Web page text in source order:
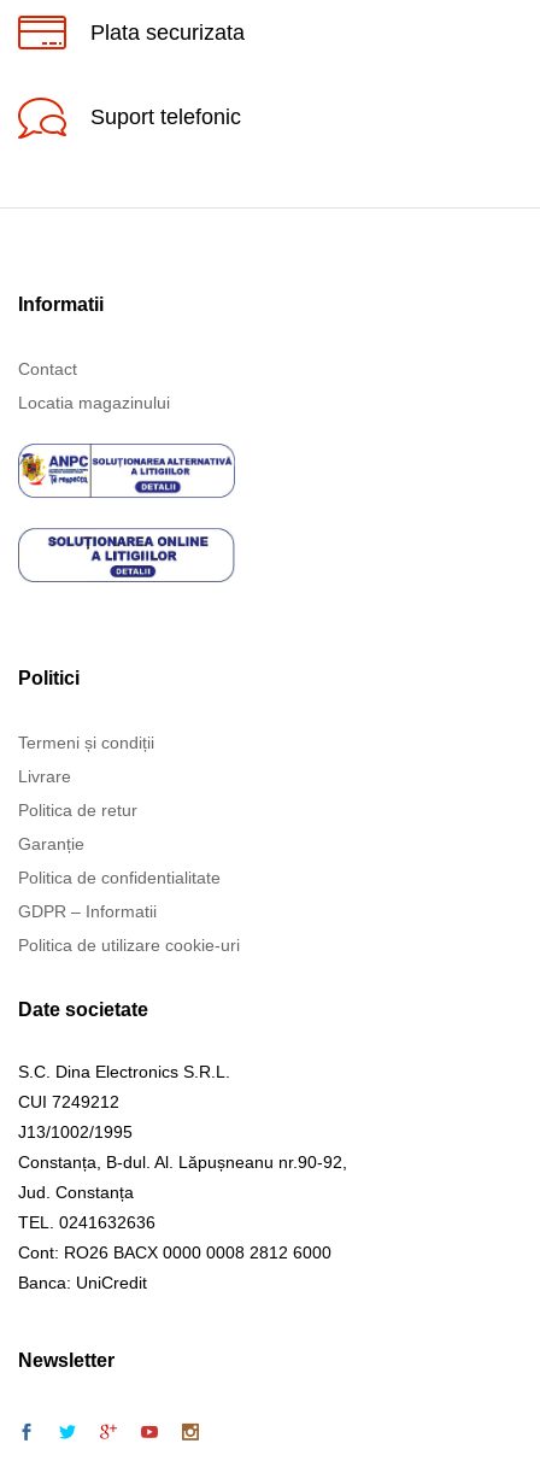
Plata securizata
Suport telefonic
Informatii
Contact
Locatia magazinului
Politici
Termeni și condiții
Livrare
Politica de retur
Garanție
Politica de confidentialitate
GDPR – Informatii
Politica de utilizare cookie-uri
Date societate
S.C. Dina Electronics S.R.L.
CUI 7249212
J13/1002/1995
Constanța, B-dul. Al. Lăpușneanu nr.90-92,
Jud. Constanța
TEL. 0241632636
Cont: RO26 BACX 0000 0008 2812 6000
Banca: UniCredit
Newsletter